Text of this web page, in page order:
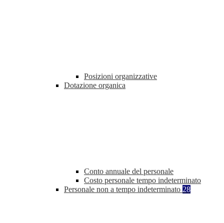
Posizioni organizzative
Dotazione organica
Conto annuale del personale
Costo personale tempo indeterminato
Personale non a tempo indeterminato 28